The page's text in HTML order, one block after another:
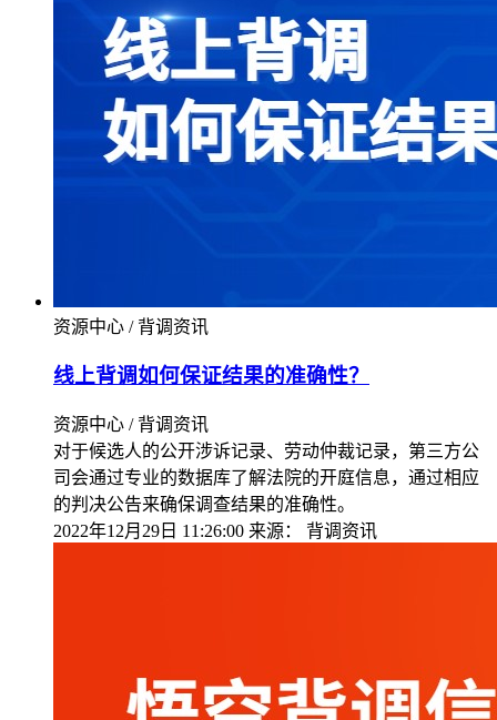
资源中心 / 背调资讯
线上背调如何保证结果的准确性？
资源中心 / 背调资讯
对于候选人的公开涉诉记录、劳动仲裁记录，第三方公
司会通过专业的数据库了解法院的开庭信息，通过相应
的判决公告来确保调查结果的准确性。
2022年12月29日 11:26:00 来源： 背调资讯